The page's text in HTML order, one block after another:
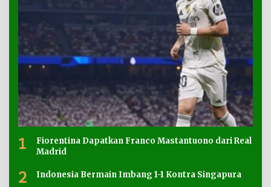
1
Fiorentina Dapatkan Franco Mastantuono dari Real
Madrid
2 Indonesia Bermain Imbang 1-1 Kontra Singapura